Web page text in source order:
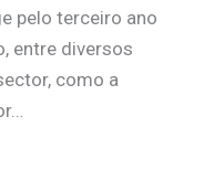
pelo terceiro ano
entre diversos
como a